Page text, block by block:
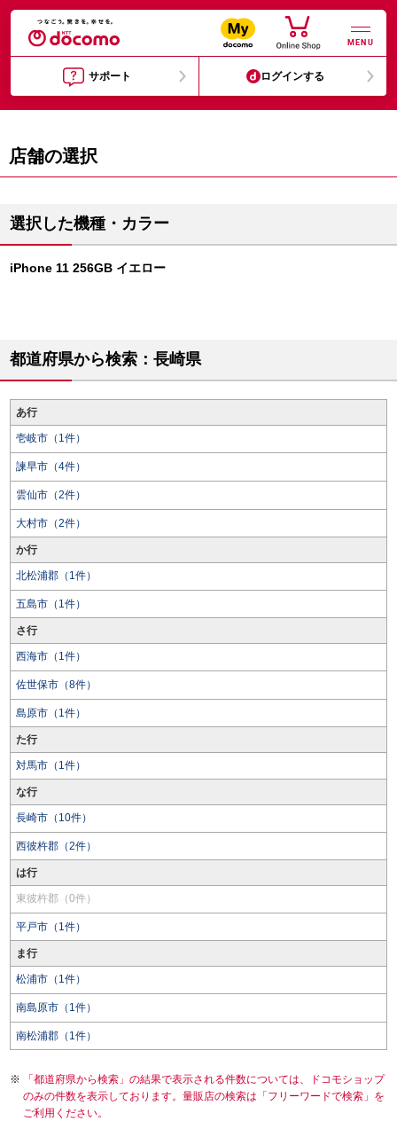
MENU
サポート ログインする
店舗の選択
選択した機種・カラー
iPhone 11 256GB イエロー
都道府県から検索：長崎県
あ行
壱岐市（1件）
諫早市（4件）
雲仙市（2件）
大村市（2件）
か行
北松浦郡（1件）
五島市（1件）
さ行
西海市（1件）
佐世保市（8件）
島原市（1件）
た行
対馬市（1件）
な行
長崎市（10件）
西彼杵郡（2件）
は行
東彼杵郡（0件）
平戸市（1件）
ま行
松浦市（1件）
南島原市（1件）
南松浦郡（1件）
「都道府県から検索」の結果で表示される件数については、ドコモショップ
のみの件数を表示しております。量販店の検索は「フリーワードで検索」を
ご利用ください。